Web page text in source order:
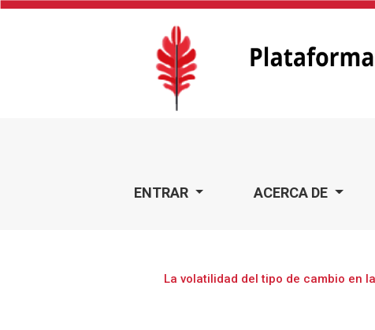
ENTRAR ACERCA DE
La volatilidad del tipo de cambio en